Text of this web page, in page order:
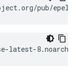
pub/epel/
latest-